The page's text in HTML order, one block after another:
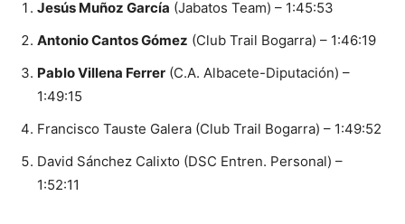
Jesús Muñoz García (Jabatos Team) – 1:45:53
Antonio Cantos Gómez (Club Trail Bogarra) – 1:46:19
Pablo Villena Ferrer (C.A. Albacete-Diputación) –
1:49:15
Francisco Tauste Galera (Club Trail Bogarra) – 1:49:52
David Sánchez Calixto (DSC Entren. Personal) –
1:52:11